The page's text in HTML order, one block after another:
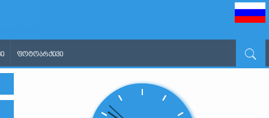
ᲤᲝᲢᲝᲐᲠᲥᲘᲕᲘ